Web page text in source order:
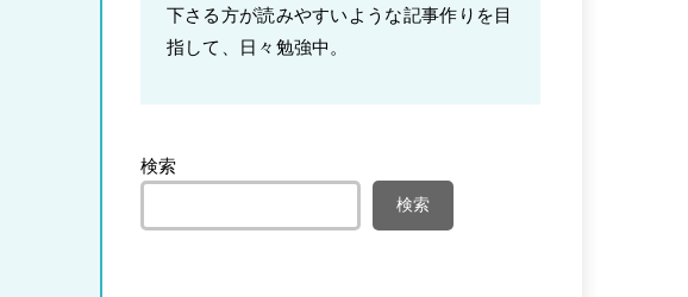
下さる方が読みやすいような記事作りを目
指して、日々勉強中。
検索
検索